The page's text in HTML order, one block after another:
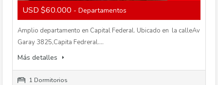
USD $60.000 - Departamentos
Amplio departamento en Capital Federal. Ubicado en la calleAv
Garay 3825,Capita Fedreral.…
Más detalles
1 Dormitorios